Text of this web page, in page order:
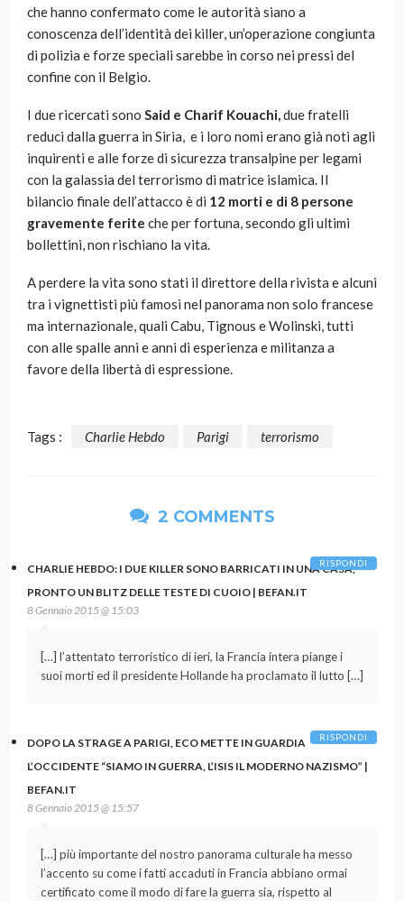
che hanno confermato come le autorità siano a
conoscenza dell’identità dei killer, un’operazione congiunta
di polizia e forze speciali sarebbe in corso nei pressi del
confine con il Belgio.
I due ricercati sono Said e Charif Kouachi,due fratelli
reduci dalla guerra in Siria, e i loro nomi erano già noti agli
inquirenti e alle forze di sicurezza transalpine per legami
con la galassia del terrorismo di matrice islamica. Il
bilancio finale dell’attacco è di 12 morti e di 8 persone
gravemente ferite che per fortuna, secondo gli ultimi
bollettini, non rischiano la vita.
A perdere la vita sono stati il direttore della rivista e alcuni
tra i vignettisti più famosi nel panorama non solo francese
ma internazionale, quali Cabu, Tignous e Wolinski, tutti
con alle spalle anni e anni di esperienza e militanza a
favore della libertà di espressione.
Tags : Charlie Hebdo Parigi terrorismo
2 COMMENTS
CHARLIE HEBDO: I DUE KILLER SONO BARRICATI IN UNA CASA,
PRONTO UN BLITZ DELLE TESTE DI CUOIO | BEFAN.IT
8 Gennaio 2015 @ 15:03
[…] l’attentato terroristico di ieri, la Francia intera piange i
suoi morti ed il presidente Hollande ha proclamato il lutto […]
RISPONDI
DOPO LA STRAGE A PARIGI, ECO METTE IN GUARDIA
L’OCCIDENTE “SIAMO IN GUERRA, L’ISIS IL MODERNO NAZISMO” |
BEFAN.IT
8 Gennaio 2015 @ 15:57
[…] più importante del nostro panorama culturale ha messo
l’accento su come i fatti accaduti in Francia abbiano ormai
certificato come il modo di fare la guerra sia, rispetto al
RISPONDI